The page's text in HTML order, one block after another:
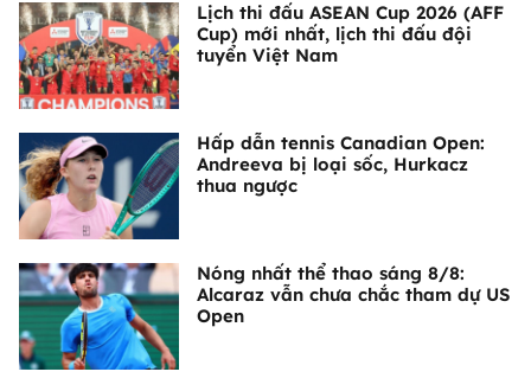
Lịch thi đấu ASEAN Cup 2026 (AFF
Cup) mới nhất, lịch thi đấu đội
tuyển Việt Nam
Hấp dẫn tennis Canadian Open:
Andreeva bị loại sốc, Hurkacz
thua ngược
Nóng nhất thể thao sáng 8/8:
Alcaraz vẫn chưa chắc tham dự US
Open